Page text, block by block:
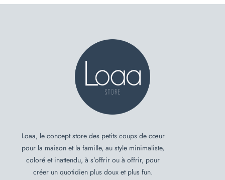
Loaa, le concept store des petits coups de cœur
pour la maison et la famille, au style minimaliste,
coloré et inattendu, à s’offrir ou à offrir, pour
créer un quotidien plus doux et plus fun.